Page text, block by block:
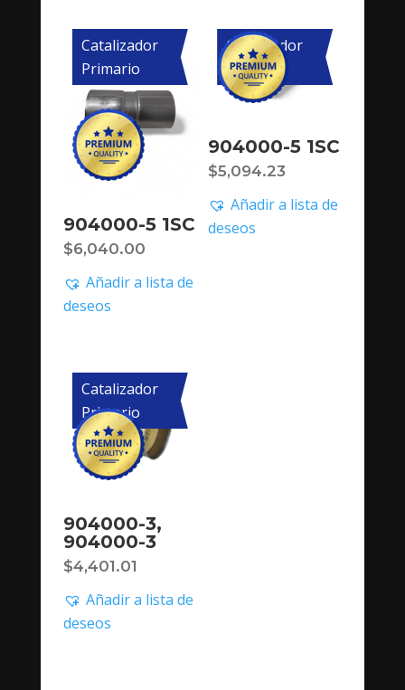
Catalizador
Primario
904000-5 1SC
$6,040.00
Añadir a lista de
deseos
Catalizador
Primario
904000-5 1SC
$5,094.23
Añadir a lista de
deseos
Catalizador
Primario
904000-3,
904000-3
$4,401.01
Añadir a lista de
deseos